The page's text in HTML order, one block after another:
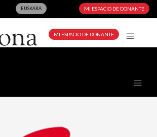
EUSKARA MI ESPACIO DE DONANTE
MI ESPACIO DE DONANTE